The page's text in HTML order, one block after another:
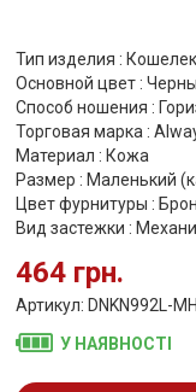
Тип изделия :
Основной цвет :
Способ ношения :
Торговая марка :
Материал : Кожа
Размер : Маленький
Цвет фурнитуры :
Вид застежки :
464 грн.
Артикул: DNKN992L-
У НАЯВНОСТІ